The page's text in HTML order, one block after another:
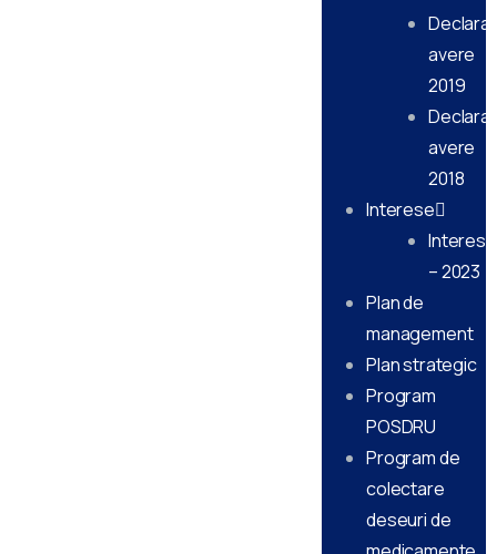
avere
2019
avere
2018
Interese
Interese
– 2023
Plan de
management
Plan strategic
Program
POSDRU
Program de
colectare
deseuri de